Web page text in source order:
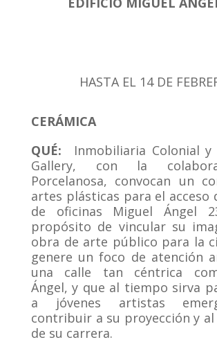
HASTA EL 14 DE
CERÁMICA
QUÉ: Inmobiliaria Colonial
Gallery, con la
Porcelanosa, convocan un
artes plásticas para el acceso
de oficinas Miguel Ángel
propósito de vincular su
obra de arte público para la
genere un foco de atención
una calle tan céntrica
Ángel, y que al tiempo sirva
a jóvenes artistas
contribuir a su proyección y
de su carrera.